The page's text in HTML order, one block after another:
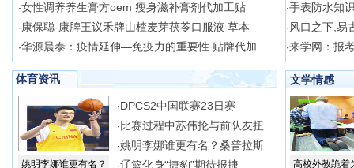
·女性调养养生膏方oem 瘦身滋补膏剂代加工贴
· 康保聪-康脾王议禾牌山楂麦芽茯苓口服液 草本
·华源晨泰：疫情延伸—免疫力的重要性 贴牌代加
·手表防水知
· 风口之下,易
·来学网：报
体育资讯
姚明李娜谁更有名？
·DPCS2中国联赛23日赛
· 比赛过程中苏伟抡与前队友扭
·姚明李娜谁更有名？桑普拉斯
·辽篮化身“捷豹”期待报捷
文学情感
高校外教跪着